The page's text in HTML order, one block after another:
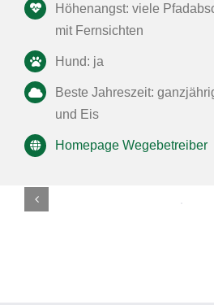
Höhenangst: viele
mit Fernsichten
Hund: ja
Beste Jahreszeit:
und Eis
Homepage Wegebetreiber